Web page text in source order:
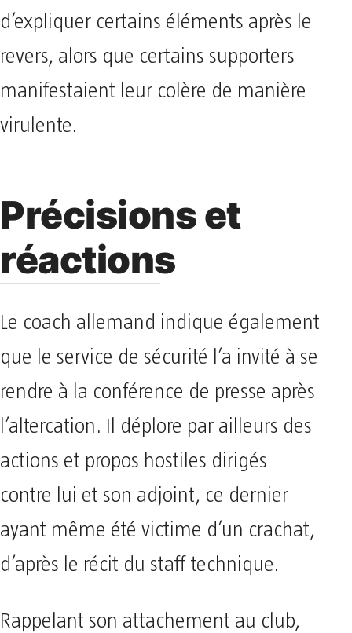
d’expliquer certains éléments après le
revers, alors que certains supporters
manifestaient leur colère de manière
virulente.
Précisions et
réactions
Le coach allemand indique également
que le service de sécurité l’a invité à se
rendre à la conférence de presse après
l’altercation. Il déplore par ailleurs des
actions et propos hostiles dirigés
contre lui et son adjoint, ce dernier
ayant même été victime d’un crachat,
d’après le récit du staff technique.
Rappelant son attachement au club,